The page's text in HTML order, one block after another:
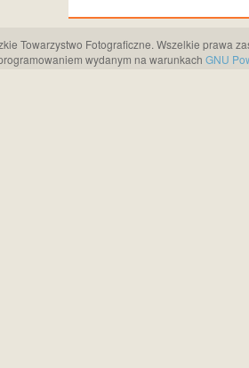
Towarzystwo Fotograficzne. Wszelkie prawa
wydanym na warunkach GNU